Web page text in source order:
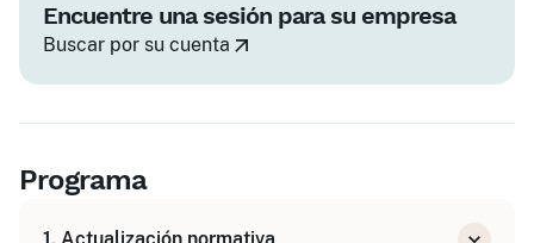
Encuentre una sesión para su empresa
Buscar por su cuenta
Programa